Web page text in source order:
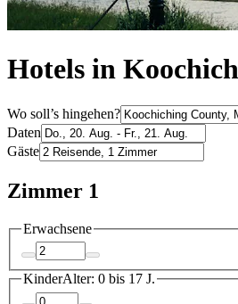
Hotels in
Wo soll’s hingehen?
Daten
Gäste
Zimmer 1
Erwachsene
KinderAlter: 0 bis 17 J.